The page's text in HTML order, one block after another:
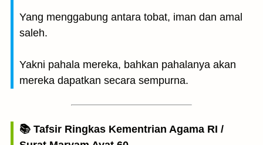
Yang menggabung antara tobat, iman dan amal
saleh.
Yakni pahala mereka, bahkan pahalanya akan
mereka dapatkan secara sempurna.
📚 Tafsir Ringkas Kementrian Agama RI /